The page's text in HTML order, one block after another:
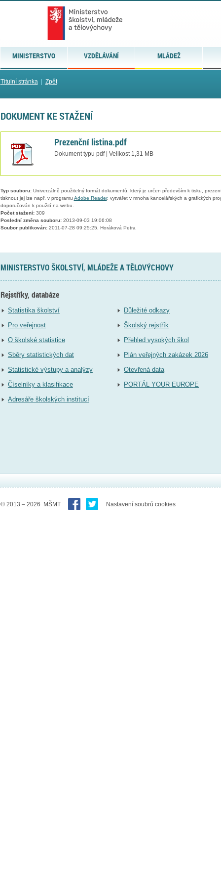
MINISTERSTVO VZDĚLÁVÁNÍ MLÁDEŽ
Titulní stránka| Zpět
DOKUMENT KE STAŽENÍ
Prezenční listina.pdf
Dokument typu pdf | Velikost 1,31 MB
Typ souboru:Univerzálně použitelný formát dokumentů, který je určen především k tisku,
tisknout jej lze např. v programu Adobe Reader, vytvářet v mnoha kancelářských a grafických
doporučován k použití na webu.
Počet stažení:309
Poslední změna souboru:2013-09-03 19:06:08
Soubor publikován:2011-07-28 09:25:25, Horáková Petra
MINISTERSTVO ŠKOLSTVÍ, MLÁDEŽE A TĚLOVÝCHOVY
Rejstříky, databáze
Statistika školství
Pro veřejnost
O školské statistice
Sběry statistických dat
Statistické výstupy a analýzy
Číselníky a klasifikace
Adresáře školských institucí
Důležité odkazy
Školský rejstřík
Přehled vysokých škol
Plán veřejných zakázek 2026
Otevřená data
PORTÁL YOUR EUROPE
© 2013 – 2026 MŠMT Nastavení soubrů cookies